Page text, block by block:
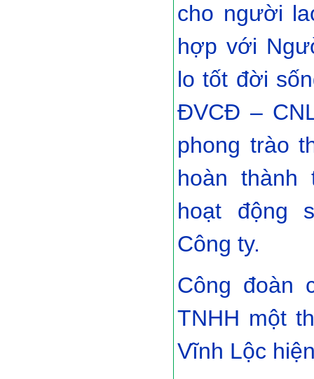
cho người
hợp với
lo tốt đời
ĐVCĐ –
phong trào
hoàn
hoạt động
Công ty.
Công đoàn
TNHH một
Vĩnh Lộc